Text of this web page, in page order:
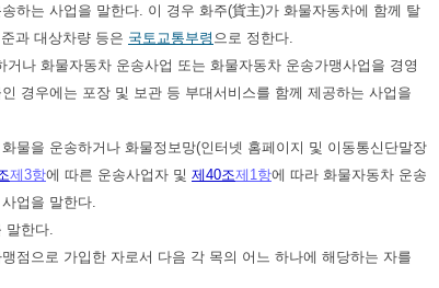
하는 사업을 말한다. 이 경우 화주(貨主)가 화물자동차에 함께 탈
과 대상차량 등은 국토교통부령 으로 정한다.
나 화물자동차 운송사업 또는 화물자동차 운송가맹사업을 경영
경우에는 포장 및 보관 등 부대서비스를 함께 제공하는 사업을
물을 운송하거나 화물정보망(인터넷 홈페이지 및 이동통신단말장
제3항에 따른 운송사업자 및 제40조제1항에 따라 화물자동차 운송
업을 말한다.
말한다.
점으로 가입한 자로서 다음 각 목의 어느 하나에 해당하는 자를